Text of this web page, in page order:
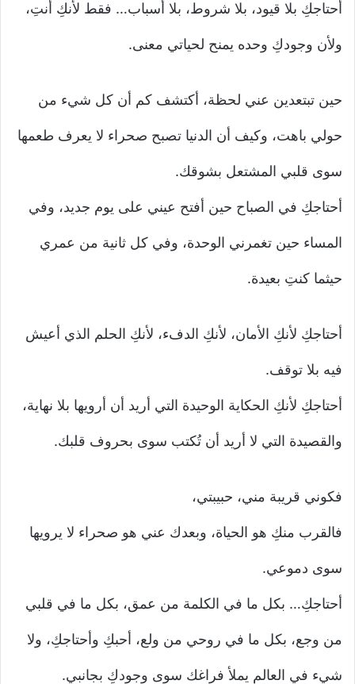
أحتاجكِ بلا قيود، بلا شروط، بلا أسباب… فقط لأنكِ أنتِ،
ولأن وجودكِ وحده يمنح لحياتي معنى.
حين تبتعدين عني لحظة، أكتشف كم أن كل شيء من
حولي باهت، وكيف أن الدنيا تصبح صحراء لا يعرف طعمها
سوى قلبي المشتعل بشوقك.
أحتاجكِ في الصباح حين أفتح عيني على يوم جديد، وفي
المساء حين تغمرني الوحدة، وفي كل ثانية من عمري
حيثما كنتِ بعيدة.
أحتاجكِ لأنكِ الأمان، لأنكِ الدفء، لأنكِ الحلم الذي أعيش
فيه بلا توقف.
أحتاجكِ لأنكِ الحكاية الوحيدة التي أريد أن أرويها بلا نهاية،
والقصيدة التي لا أريد أن تُكتب سوى بحروف قلبك.
فكوني قريبة مني، حبيبتي،
فالقرب منكِ هو الحياة، وبعدك عني هو صحراء لا يرويها
سوى دموعي.
أحتاجكِ… بكل ما في الكلمة من عمق، بكل ما في قلبي
من وجع، بكل ما في روحي من ولع، أحبكِ وأحتاجكِ، ولا
شيء في العالم يملأ فراغك سوى وجودكِ بجانبي.